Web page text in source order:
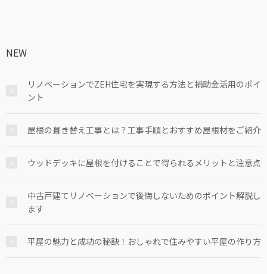
NEW
リノベーションでZEH住宅を実現する方法と補助金活用のポイ
ント
屋根の葺き替え工事とは？工事手順とおすすめ屋根材をご紹介
ウッドデッキに屋根を付けることで得られるメリットと注意点
中古戸建てリノベーションで後悔しないためのポイント解説し
ます
平屋の魅力と成功の秘訣！おしゃれで住みやすい平屋の作り方